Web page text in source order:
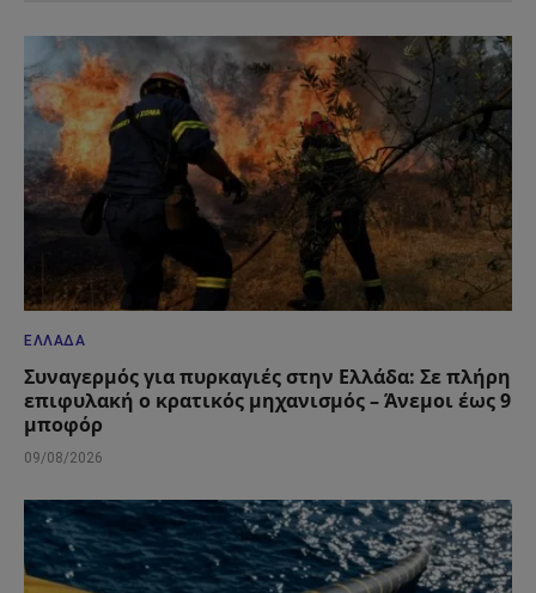
ΕΛΛΆΔΑ
Συναγερμός για πυρκαγιές στην Ελλάδα: Σε πλήρη
επιφυλακή ο κρατικός μηχανισμός – Άνεμοι έως 9
μποφόρ
09/08/2026